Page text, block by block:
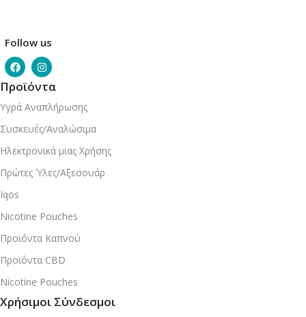
Follow us
Προϊόντα
Υγρά Αναπλήρωσης
Συσκευές/Αναλώσιμα
Ηλεκτρονικά μιας Χρήσης
Πρώτες Ύλες/Αξεσουάρ
Iqos
Nicotine Pouches
Προϊόντα Καπνού
Προϊόντα CBD
Nicotine Pouches
Χρήσιμοι Σύνδεσμοι